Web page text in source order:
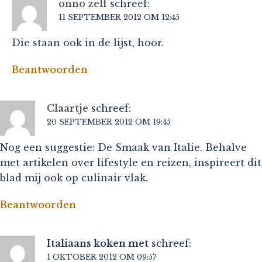
onno zelf schreef:
11 SEPTEMBER 2012 OM 12:45
Die staan ook in de lijst, hoor.
Beantwoorden
Claartje schreef:
20 SEPTEMBER 2012 OM 19:45
Nog een suggestie: De Smaak van Italie. Behalve
met artikelen over lifestyle en reizen, inspireert dit
blad mij ook op culinair vlak.
Beantwoorden
Italiaans koken met schreef:
1 OKTOBER 2012 OM 09:57